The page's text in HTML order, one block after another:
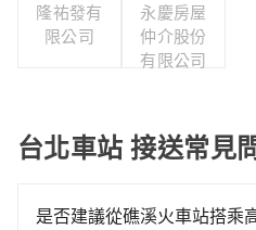
隆祐發有
限公司
永慶房屋
仲介股份
有限公司
台北車站 接送常見
是否建議從礁溪火車站搭乘